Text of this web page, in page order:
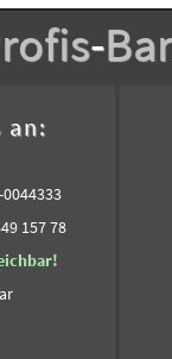
-Bar
an:
157 78